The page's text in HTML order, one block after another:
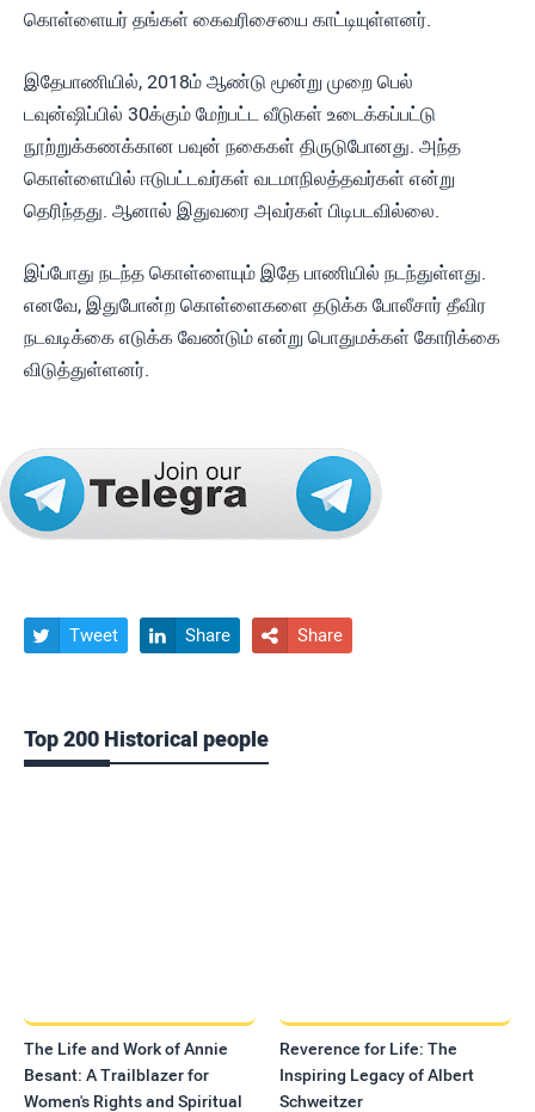
கொள்ளையர் தங்கள் கைவரிசையை காட்டியுள்ளனர்.
இதேபாணியில், 2018ம் ஆண்டு மூன்று முறை பெல்
டவுன்ஷிப்பில் 30க்கும் மேற்பட்ட வீடுகள் உடைக்கப்பட்டு
நூற்றுக்கணக்கான பவுன் நகைகள் திருடுபோனது. அந்த
கொள்ளையில் ஈடுபட்டவர்கள் வடமாநிலத்தவர்கள் என்று
தெரிந்தது. ஆனால் இதுவரை அவர்கள் பிடிபடவில்லை.
இப்போது நடந்த கொள்ளையும் இதே பாணியில் நடந்துள்ளது.
எனவே, இதுபோன்ற கொள்ளைகளை தடுக்க போலீசார் தீவிர
நடவடிக்கை எடுக்க வேண்டும் என்று பொதுமக்கள் கோரிக்கை
விடுத்துள்ளனர்.
 Tweet  Share  Share
Top 200 Historical people
The Life and Work of Annie
Besant: A Trailblazer for
Women's Rights and Spiritual
Reverence for Life: The
Inspiring Legacy of Albert
Schweitzer